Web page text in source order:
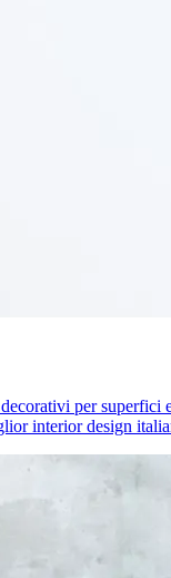
per superfici
interior design